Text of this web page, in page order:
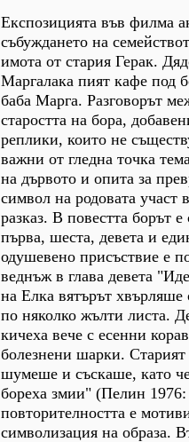
Експозицията във филма
събуждането на
имота от стария Герак.
Маргалака пият кафе под
баба Марга. Разговорът
старостта на бора,
реплики, които не
важни от гледна точка
на дървото и опита за
символ на родовата участ
разказ. В повестта борът е
първа, шеста, девета и
одушевено присъствие е
веднъж в глава девета
на Елка вятърът хвърляше
по няколко жълти листа.
кичеха вече с есенни
болезнени шарки. Старият
шумеше и съскаше, като
бореха змии" (Пелин
повторителността е
символизация на образа.